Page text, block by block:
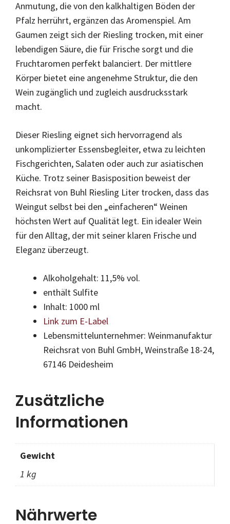
Anmutung, die von den kalkhaltigen Böden der
Pfalz herrührt, ergänzen das Aromenspiel. Am
Gaumen zeigt sich der Riesling trocken, mit einer
lebendigen Säure, die für Frische sorgt und die
Fruchtaromen perfekt balanciert. Der mittlere
Körper bietet eine angenehme Struktur, die den
Wein zugänglich und zugleich ausdrucksstark
macht.
Dieser Riesling eignet sich hervorragend als
unkomplizierter Essensbegleiter, etwa zu leichten
Fischgerichten, Salaten oder auch zur asiatischen
Küche. Trotz seiner Basisposition beweist der
Reichsrat von Buhl Riesling Liter trocken, dass das
Weingut selbst bei den „einfacheren“ Weinen
höchsten Wert auf Qualität legt. Ein idealer Wein
für den Alltag, der mit seiner klaren Frische und
Eleganz überzeugt.
Alkoholgehalt: 11,5% vol.
enthält Sulfite
Inhalt: 1000 ml
Link zum E-Label
Lebensmittelunternehmer: Weinmanufaktur
Reichsrat von Buhl GmbH, Weinstraße 18-24,
67146 Deidesheim
Zusätzliche
Informationen
Gewicht
1 kg
Nährwerte